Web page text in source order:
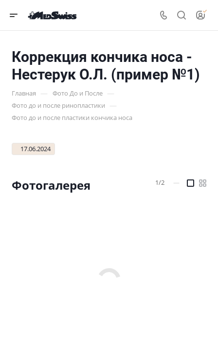
Коррекция кончика носа -
Нестерук О.Л. (пример №1)
Главная — Фото До и После —
Фото до и после ринопластики —
Фото до и после пластики кончика носа
17.06.2024
Фотогалерея 1/2 —